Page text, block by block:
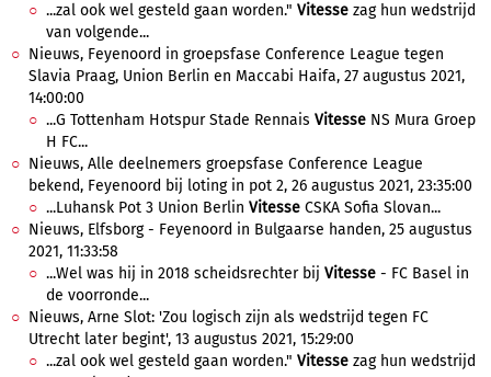
...zal ook wel gesteld gaan worden." Vitesse zag hun wedstrijd
van volgende...
Nieuws, Feyenoord in groepsfase Conference League tegen
Slavia Praag, Union Berlin en Maccabi Haifa, 27 augustus 2021,
14:00:00
...G Tottenham Hotspur Stade Rennais Vitesse NS Mura Groep
H FC...
Nieuws, Alle deelnemers groepsfase Conference League
bekend, Feyenoord bij loting in pot 2, 26 augustus 2021, 23:35:00
...Luhansk Pot 3 Union Berlin Vitesse CSKA Sofia Slovan...
Nieuws, Elfsborg - Feyenoord in Bulgaarse handen, 25 augustus
2021, 11:33:58
...Wel was hij in 2018 scheidsrechter bij Vitesse - FC Basel in
de voorronde...
Nieuws, Arne Slot: 'Zou logisch zijn als wedstrijd tegen FC
Utrecht later begint', 13 augustus 2021, 15:29:00
...zal ook wel gesteld gaan worden." Vitesse zag hun wedstrijd